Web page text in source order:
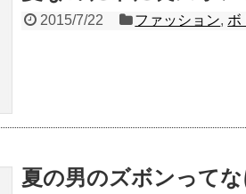
2015/7/22 ファッション, ボ
夏の男のズボンって